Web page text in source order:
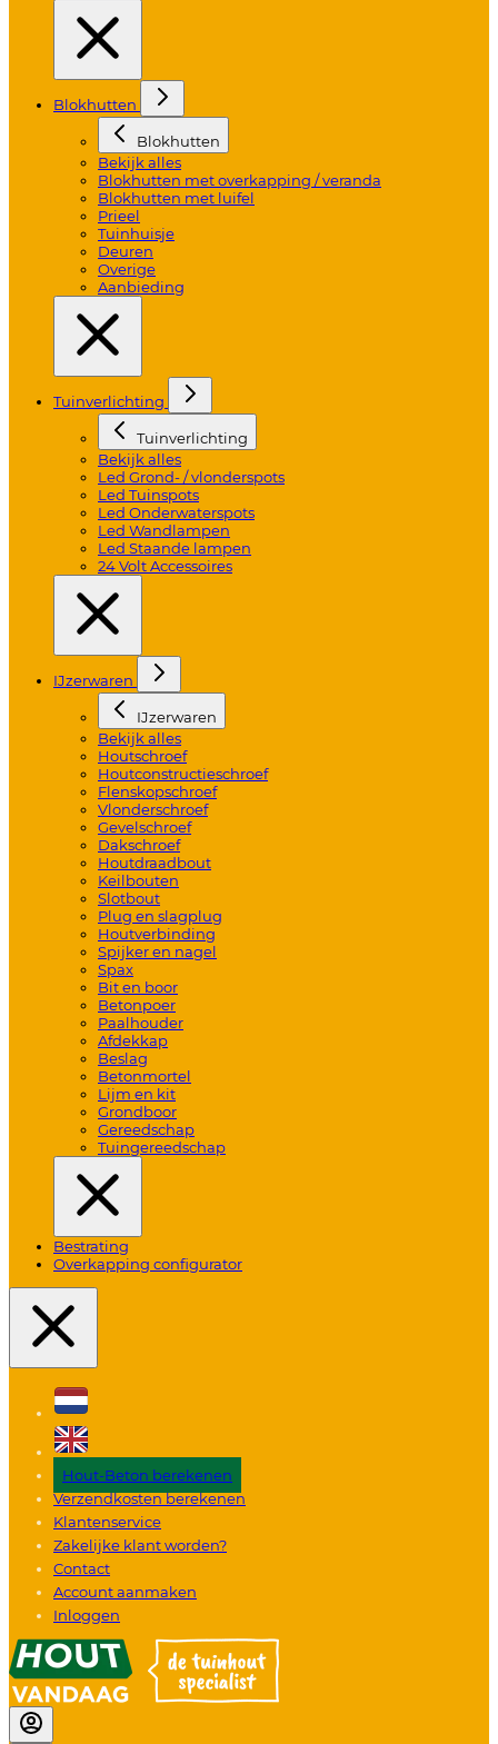
Blokhutten
Blokhutten
Bekijk alles
Blokhutten met overkapping / veranda
Blokhutten met luifel
Prieel
Tuinhuisje
Deuren
Overige
Aanbieding
Tuinverlichting
Tuinverlichting
Bekijk alles
Led Grond- / vlonderspots
Led Tuinspots
Led Onderwaterspots
Led Wandlampen
Led Staande lampen
24 Volt Accessoires
IJzerwaren
IJzerwaren
Bekijk alles
Houtschroef
Houtconstructieschroef
Flenskopschroef
Vlonderschroef
Gevelschroef
Dakschroef
Houtdraadbout
Keilbouten
Slotbout
Plug en slagplug
Houtverbinding
Spijker en nagel
Spax
Bit en boor
Betonpoer
Paalhouder
Afdekkap
Beslag
Betonmortel
Lijm en kit
Grondboor
Gereedschap
Tuingereedschap
Bestrating
Overkapping configurator
Hout-Beton berekenen
Verzendkosten berekenen
Klantenservice
Zakelijke klant worden?
Contact
Account aanmaken
Inloggen